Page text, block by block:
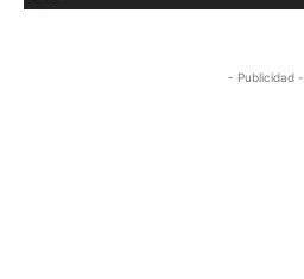
- Publicidad -